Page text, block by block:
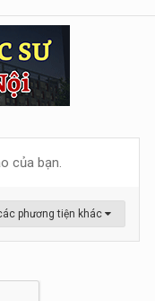
của bạn.
phương tiện khác